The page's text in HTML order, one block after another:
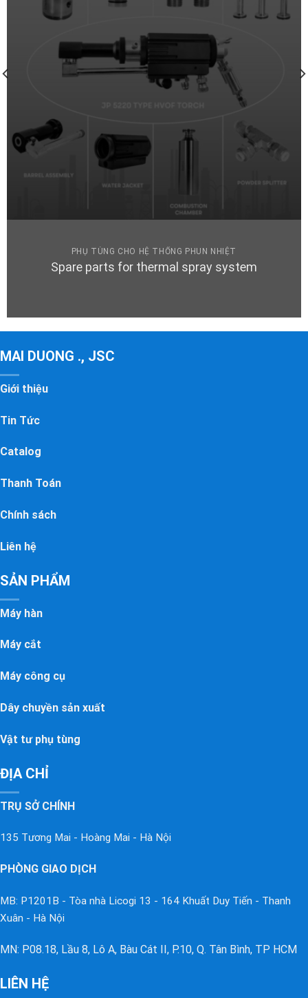
PHỤ TÙNG CHO HỆ THỐNG PHUN NHIỆT
Spare parts for thermal spray system
MAI DUONG ., JSC
Giới thiệu
Tin Tức
Catalog
Thanh Toán
Chính sách
Liên hệ
SẢN PHẨM
Máy hàn
Máy cắt
Máy công cụ
Dây chuyền sản xuất
Vật tư phụ tùng
ĐỊA CHỈ
TRỤ SỞ CHÍNH
135 Tương Mai - Hoàng Mai - Hà Nội
PHÒNG GIAO DỊCH
MB: P1201B - Tòa nhà Licogi 13 - 164 Khuất Duy Tiến - Thanh
Xuân - Hà Nội
MN: P08.18, Lầu 8, Lô A, Bàu Cát II, P.10, Q. Tân Bình, TP HCM
LIÊN HỆ